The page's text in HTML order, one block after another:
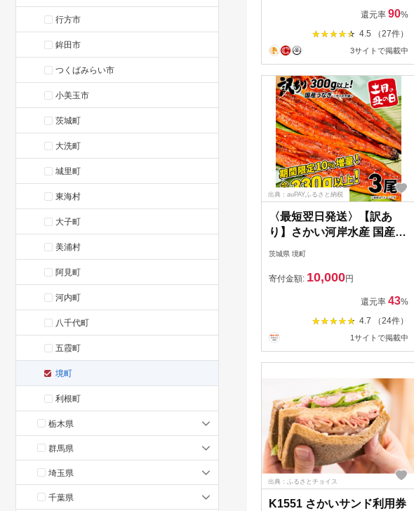
行方市
鉾田市
つくばみらい市
小美玉市
茨城町
大洗町
城里町
東海村
大子町
美浦村
阿見町
河内町
八千代町
五霞町
境町
利根町
栃木県
群馬県
埼玉県
千葉県
還元率90%
4.5 （27件）
3サイトで掲載中
出典：auPAYふるさと納税
〈最短翌日発送〉【訳あ
り】さかい河岸水産 国産
うなぎ 蒲焼き 3尾 300g以
不揃い 小分け K1804
茨城県 境町
寄付金額: 10,000円
還元率43%
4.7 （24件）
1サイトで掲載中
出典：ふるさとチョイス
K1551 さかいサンド利用券